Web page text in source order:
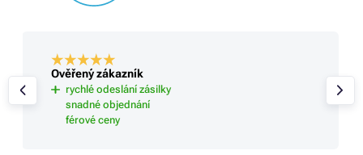
Ověřený zákazník
rychlé odeslání zásilky
snadné objednání
férové ceny